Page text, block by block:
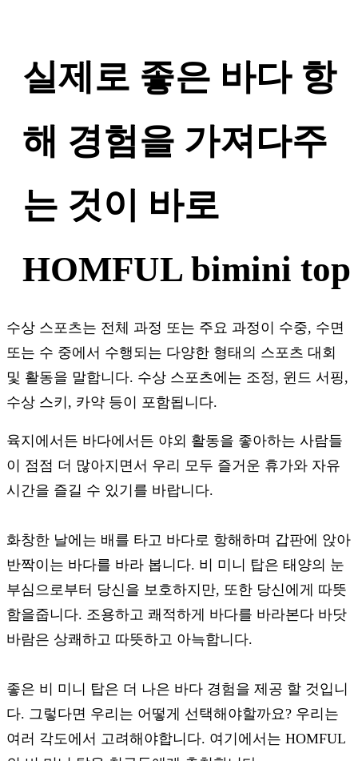
실제로 좋은 바다 항
해 경험을 가져다주
는 것이 바로
HOMFUL bimini top
수상 스포츠는 전체 과정 또는 주요 과정이 수중, 수면
또는 수 중에서 수행되는 다양한 형태의 스포츠 대회
및 활동을 말합니다. 수상 스포츠에는 조정, 윈드 서핑,
수상 스키, 카약 등이 포함됩니다.
육지에서든 바다에서든 야외 활동을 좋아하는 사람들
이 점점 더 많아지면서 우리 모두 즐거운 휴가와 자유
시간을 즐길 수 있기를 바랍니다.
화창한 날에는 배를 타고 바다로 항해하며 갑판에 앉아
반짝이는 바다를 바라 봅니다. 비 미니 탑은 태양의 눈
부심으로부터 당신을 보호하지만, 또한 당신에게 따뜻
함을줍니다. 조용하고 쾌적하게 바다를 바라본다 바닷
바람은 상쾌하고 따뜻하고 아늑합니다.
좋은 비 미니 탑은 더 나은 바다 경험을 제공 할 것입니
다. 그렇다면 우리는 어떻게 선택해야할까요? 우리는
여러 각도에서 고려해야합니다. 여기에서는 HOMFUL